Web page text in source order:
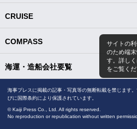
サイトの
のため端
す。詳し
をご覧くだ
CRUISE
COMPASS
海運・造船会社要覧
海事プレスに掲載の記事・写真等の無断転載を禁じます
びに国際条約により保護されています。
© Kaiji Press Co., Ltd. All rights reserved.
No reproduction or republication without written